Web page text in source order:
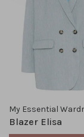
My Essential
Blazer Elisa